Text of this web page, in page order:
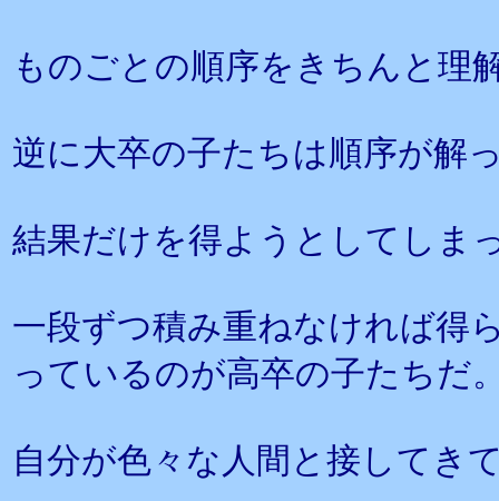
ものごとの順序をきちんと理
逆に大卒の子たちは順序が解
結果だけを得ようとしてしま
一段ずつ積み重ねなければ得
っているのが高卒の子たちだ
自分が色々な人間と接してき